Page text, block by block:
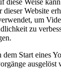
diese Weise
Website
um
zu
Start eines